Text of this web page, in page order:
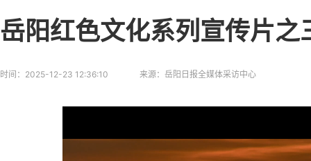
岳阳红色文化系列宣传片
时间： 2025-12-23 12:36:10 来源： 岳阳日报全媒体采访中心